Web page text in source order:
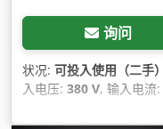
询问
状况: 可投入使用（二手）
入电压: 380 V, 输入电流: